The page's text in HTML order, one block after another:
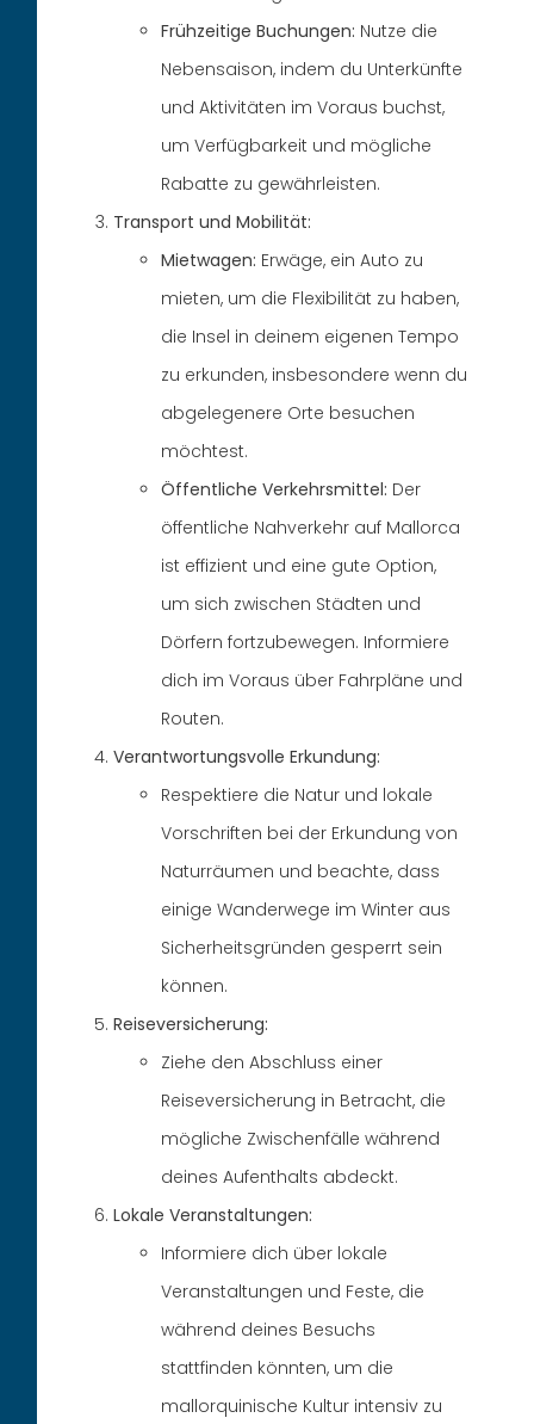
Frühzeitige Buchungen: Nutze die
Nebensaison, indem du Unterkünfte
und Aktivitäten im Voraus buchst,
um Verfügbarkeit und mögliche
Rabatte zu gewährleisten.
Transport und Mobilität:
Mietwagen: Erwäge, ein Auto zu
mieten, um die Flexibilität zu haben,
die Insel in deinem eigenen Tempo
zu erkunden, insbesondere wenn du
abgelegenere Orte besuchen
möchtest.
Öffentliche Verkehrsmittel: Der
öffentliche Nahverkehr auf Mallorca
ist effizient und eine gute Option,
um sich zwischen Städten und
Dörfern fortzubewegen. Informiere
dich im Voraus über Fahrpläne und
Routen.
Verantwortungsvolle Erkundung:
Respektiere die Natur und lokale
Vorschriften bei der Erkundung von
Naturräumen und beachte, dass
einige Wanderwege im Winter aus
Sicherheitsgründen gesperrt sein
können.
Reiseversicherung:
Ziehe den Abschluss einer
Reiseversicherung in Betracht, die
mögliche Zwischenfälle während
deines Aufenthalts abdeckt.
Lokale Veranstaltungen:
Informiere dich über lokale
Veranstaltungen und Feste, die
während deines Besuchs
stattfinden könnten, um die
mallorquinische Kultur intensiv zu